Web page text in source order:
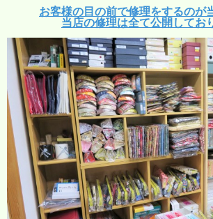
お客様の目の前で修理をするのが
当店の修理は全て公開してお